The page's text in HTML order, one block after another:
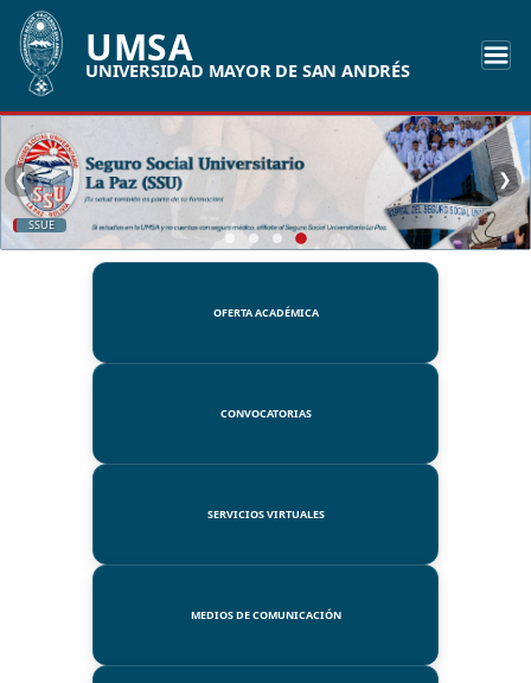
UMSA
UNIVERSIDAD MAYOR DE SAN ANDRÉS
SSUE
❮ ❯
OFERTA ACADÉMICA
CONVOCATORIAS
SERVICIOS VIRTUALES
MEDIOS DE COMUNICACIÓN